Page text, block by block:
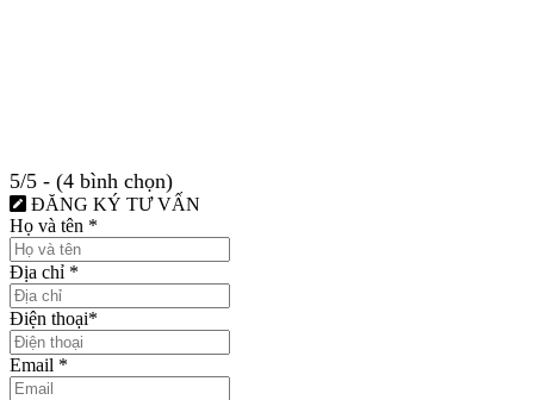
5/5 - (4 bình chọn)
ĐĂNG KÝ TƯ VẤN
Họ và tên *
Địa chỉ *
Điện thoại*
Email *